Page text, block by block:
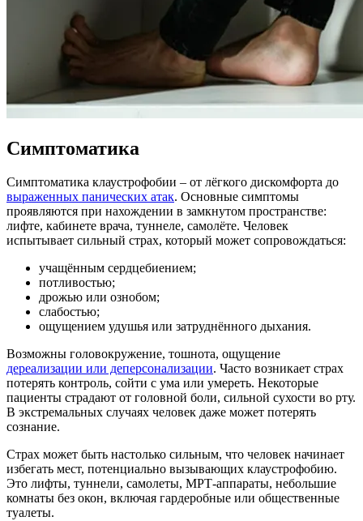
Симптоматика
Симптоматика клаустрофобии – от лёгкого дискомфорта до
выраженных панических атак. Основные симптомы
проявляются при нахождении в замкнутом пространстве:
лифте, кабинете врача, туннеле, самолёте. Человек
испытывает сильный страх, который может сопровождаться:
учащённым сердцебиением;
потливостью;
дрожью или ознобом;
слабостью;
ощущением удушья или затруднённого дыхания.
Возможны головокружение, тошнота, ощущение
дереализации или деперсонализации. Часто возникает страх
потерять контроль, сойти с ума или умереть. Некоторые
пациенты страдают от головной боли, сильной сухости во рту.
В экстремальных случаях человек даже может потерять
сознание.
Страх может быть настолько сильным, что человек начинает
избегать мест, потенциально вызывающих клаустрофобию.
Это лифты, туннели, самолеты, МРТ-аппараты, небольшие
комнаты без окон, включая гардеробные или общественные
туалеты.